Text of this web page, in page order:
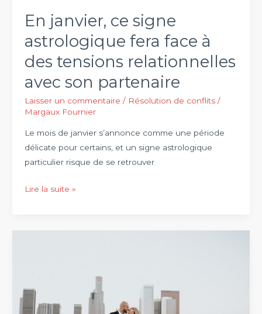
En janvier, ce signe
astrologique fera face à
des tensions relationnelles
avec son partenaire
Laisser un commentaire / Résolution de conflits/
Margaux Fournier
Le mois de janvier s’annonce comme une période
délicate pour certains, et un signe astrologique
particulier risque de se retrouver
En
signe
à
des
Lire la suite »